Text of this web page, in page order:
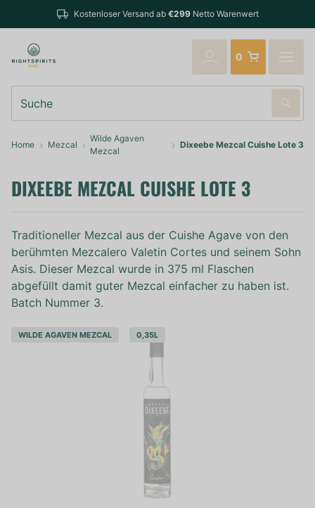
Kostenloser Versand ab€299Netto Warenwert
0
Home Mezcal
Wilde Agaven
Mezcal
Dixeebe Mezcal Cuishe Lote 3
DIXEEBE MEZCAL CUISHE LOTE 3
Traditioneller Mezcal aus der Cuishe Agave von den
berühmten Mezcalero Valetin Cortes und seinem Sohn
Asis. Dieser Mezcal wurde in 375 ml Flaschen
abgefüllt damit guter Mezcal einfacher zu haben ist.
Batch Nummer 3.
WILDE AGAVEN MEZCAL 0,35L